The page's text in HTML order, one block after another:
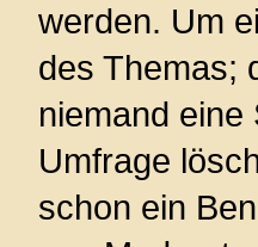
werden. Um
des Themas;
niemand
Umfrage
schon ein